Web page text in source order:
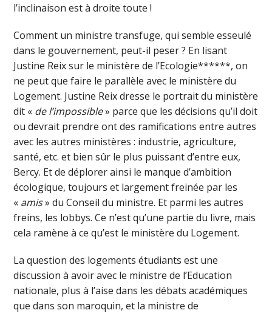
l’inclinaison est à droite toute !
Comment un ministre transfuge, qui semble esseulé
dans le gouvernement, peut-il peser ? En lisant
Justine Reix sur le ministère de l’Ecologie******, on
ne peut que faire le parallèle avec le ministère du
Logement. Justine Reix dresse le portrait du ministère
dit « de l’impossible» parce que les décisions qu’il doit
ou devrait prendre ont des ramifications entre autres
avec les autres ministères : industrie, agriculture,
santé, etc. et bien sûr le plus puissant d’entre eux,
Bercy. Et de déplorer ainsi le manque d’ambition
écologique, toujours et largement freinée par les
« amis» du Conseil du ministre. Et parmi les autres
freins, les lobbys. Ce n’est qu’une partie du livre, mais
cela ramène à ce qu’est le ministère du Logement.
La question des logements étudiants est une
discussion à avoir avec le ministre de l’Education
nationale, plus à l’aise dans les débats académiques
que dans son maroquin, et la ministre de